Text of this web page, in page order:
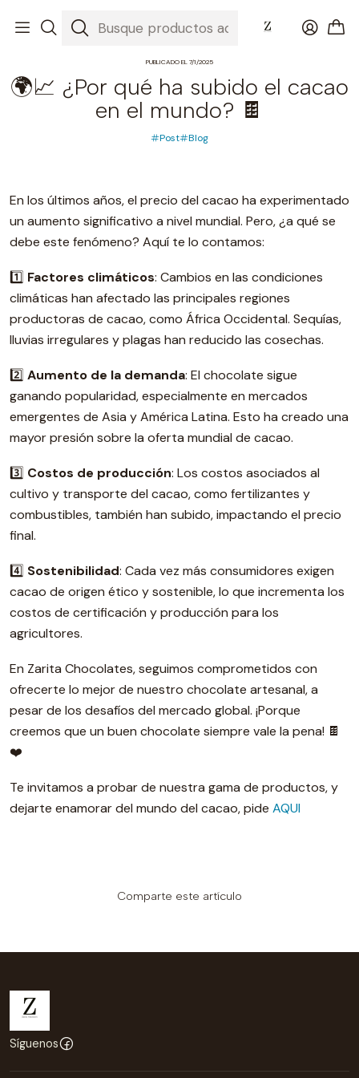
🌍📈 ¿Por qué ha subido el cacao en el mundo? 🍫
PUBLICADO EL 7/1/2025
🌍📈 ¿Por qué ha subido el cacao
en el mundo? 🍫
Post Blog
En los últimos años, el precio del cacao ha experimentado
un aumento significativo a nivel mundial. Pero, ¿a qué se
debe este fenómeno? Aquí te lo contamos:
1️⃣ Factores climáticos: Cambios en las condiciones
climáticas han afectado las principales regiones
productoras de cacao, como África Occidental. Sequías,
lluvias irregulares y plagas han reducido las cosechas.
2️⃣ Aumento de la demanda: El chocolate sigue
ganando popularidad, especialmente en mercados
emergentes de Asia y América Latina. Esto ha creado una
mayor presión sobre la oferta mundial de cacao.
3️⃣ Costos de producción: Los costos asociados al
cultivo y transporte del cacao, como fertilizantes y
combustibles, también han subido, impactando el precio
final.
4️⃣ Sostenibilidad: Cada vez más consumidores exigen
cacao de origen ético y sostenible, lo que incrementa los
costos de certificación y producción para los
agricultores.
En Zarita Chocolates, seguimos comprometidos con
ofrecerte lo mejor de nuestro chocolate artesanal, a
pesar de los desafíos del mercado global. ¡Porque
creemos que un buen chocolate siempre vale la pena! 🍫
❤️
Te invitamos a probar de nuestra gama de productos, y
dejarte enamorar del mundo del cacao, pide AQUI
Comparte este artículo
Síguenos